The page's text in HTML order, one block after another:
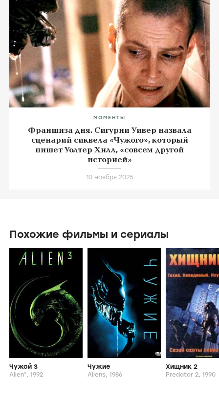
МОМЕНТЫ
Франшиза дня. Сигурни Уивер назвала
сценарий сиквела «Чужого», который
пишет Уолтер Хилл, «совсем другой
историей»
10 ноября 2025
Похожие фильмы и сериалы
Чужой 3
Alien³, 1992
Чужие
Aliens, 1986
Хищник 2
Predator 2, 1990